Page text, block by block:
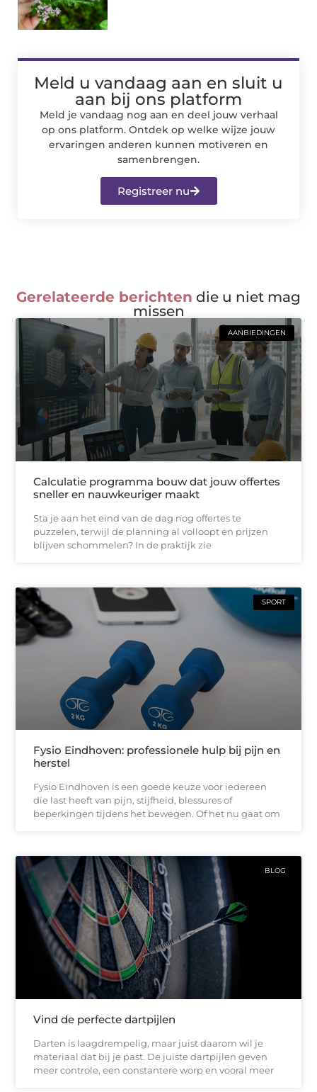
Meld u vandaag aan en sluit u
aan bij ons platform
Meld je vandaag nog aan en deel jouw verhaal
op ons platform. Ontdek op welke wijze jouw
ervaringen anderen kunnen motiveren en
samenbrengen.
Registreer nu
Gerelateerde berichten die u niet mag
missen
AANBIEDINGEN
Calculatie programma bouw dat jouw offertes
sneller en nauwkeuriger maakt
Sta je aan het eind van de dag nog offertes te
puzzelen, terwijl de planning al volloopt en prijzen
blijven schommelen? In de praktijk zie
SPORT
Fysio Eindhoven: professionele hulp bij pijn en
herstel
Fysio Eindhoven is een goede keuze voor iedereen
die last heeft van pijn, stijfheid, blessures of
beperkingen tijdens het bewegen. Of het nu gaat om
BLOG
Vind de perfecte dartpijlen
Darten is laagdrempelig, maar juist daarom wil je
materiaal dat bij je past. De juiste dartpijlen geven
meer controle, een constantere worp en vooral meer